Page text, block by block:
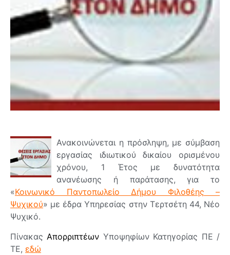
Ανακοινώνεται η πρόσληψη, με σύμβαση
εργασίας ιδιωτικού δικαίου ορισμένου
χρόνου, 1 Έτος με δυνατότητα
ανανέωσης ή παράτασης, για το
«Κοινωνικό Παντοπωλείο Δήμου Φιλοθέης –
Ψυχικού» με έδρα Υπηρεσίας στην Τερτσέτη 44, Νέο
Ψυχικό.
Πίνακας Απορριπτέων Υποψηφίων Κατηγορίας ΠΕ /
ΤΕ, εδώ